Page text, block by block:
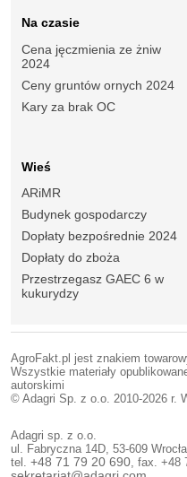
Na czasie
Cena jęczmienia ze żniw
2024
Ceny gruntów ornych 2024
Kary za brak OC
Wieś
ARiMR
Budynek gospodarczy
Dopłaty bezpośrednie 2024
Dopłaty do zboża
Przestrzegasz GAEC 6 w
kukurydzy
AgroFakt.pl jest znakiem
Wszystkie materiały
autorskimi
© Adagri Sp. z o.o. 2010-2026 r.
Adagri sp. z o.o.
ul. Fabryczna 14D, 53-609
tel. +48 71 79 20 690 , fax. +48